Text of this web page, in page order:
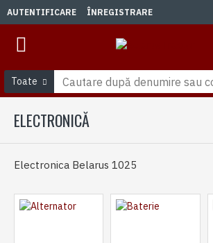
AUTENTIFICARE ÎNREGISTRARE
Toate
ELECTRONICĂ
Electronica Belarus 1025